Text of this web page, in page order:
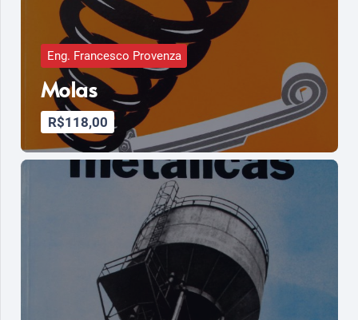
Eng. Francesco Provenza
Molas
R$118,00